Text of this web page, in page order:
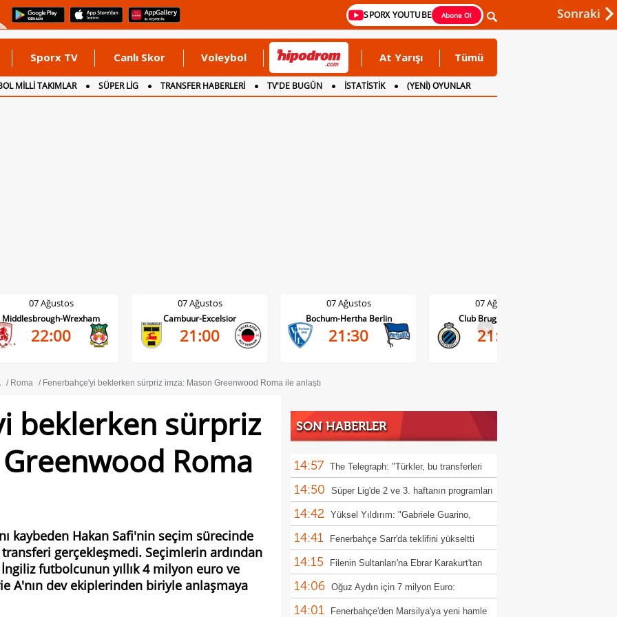
SPORX YOUTUBE Abone Ol
Sporx TV Canlı Skor Voleybol At Yarışı Tümü
MİLLİ TAKIMLAR SÜPER LİG TRANSFER HABERLERİ TV'DE BUGÜN İSTATİSTİK
(YENİ) OYUNLAR
07 Ağustos
Middlesbrough-Wrexham
22:00
07 Ağustos
Cambuur-Excelsior
21:00
07 Ağustos
Bochum-Hertha Berlin
21:30
07 Ağustos
Club Brugge-Kortrijk
21:45
>
Roma Fenerbahçe'yi beklerken sürpriz imza: Mason Greenwood Roma ile anlaştı
beklerken sürpriz
Roma
kaybeden Hakan Safi'nin seçim sürecinde
gerçekleşmedi. Seçimlerin ardından
futbolcunun yıllık 4 milyon euro ve
A'nın dev ekiplerinden biriyle anlaşmaya
SON HABERLER
14:57 The Telegraph: "Türkler, bu transferleri
nasıl yapıyor?"
14:50 Süper Lig'de 2 ve 3. haftanın programları
açıklandı
14:42 Yüksel Yıldırım: "Gabriele Guarino,
Samsunspor'a hayırlı olsun"
14:41 Fenerbahçe Sarr'da teklifini yükseltti
14:15 Filenin Sultanları'na Ebrar Karakurt'tan
kötü haber
14:06 Oğuz Aydın için 7 milyon Euro:
Fenerbahçe reddetti
14:01 Fenerbahçe'den Marsilya'ya yeni hamle